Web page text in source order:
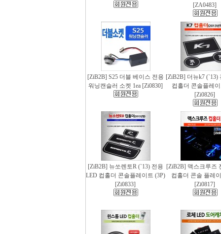
[ZA0483]
[ZiB2B] S25 더블 베이스 전용
워닝캔슬러 소켓 1ea [Zi0830]
[ZiB2B] 더뉴k7 (`13)
컵홀더 콘솔플레
[Zi0826]
[ZiB2B] 뉴쏘렌토R (`13) 전용
LED 컵홀더 콘솔플레이트 (3P)
[Zi0833]
[ZiB2B] 맥스크루즈
컵홀더 콘솔 플레
[Zi0817]